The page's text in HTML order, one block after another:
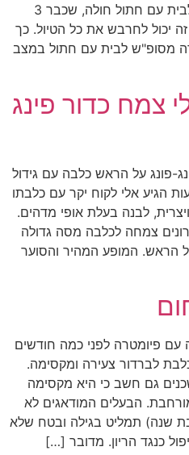
יכולה להיות חוויה. אבל לחזור לבית עם חתול חולה, שכבר 3
יכול לחרבש את כל הטיול. כך
מסופ"ש לבית עם חתול במצב
צמח כדור פינג
פונג על הראש כלבה עם גידול
הגיע אלי לקוח יקר עם כלבתו
לבנה בעלת אופי מדהים.
צמחה לכלבה מסה גדולה
הראש. המופע המהיר והסוער
פיומטרה לפני כמה חודשים
לברדור צעירה ומקסימה.
גם חשב כי היא מקסימה
הבעלים המודאגים לא
שנה) תמליט בגילה ובטח שלא
כנגד הריון. מדובר […]